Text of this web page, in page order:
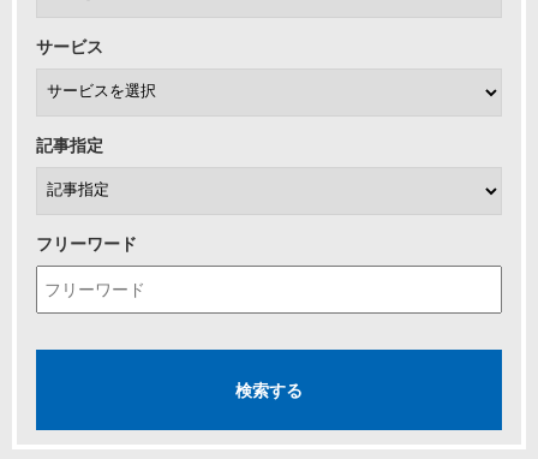
サービス
記事指定
フリーワード